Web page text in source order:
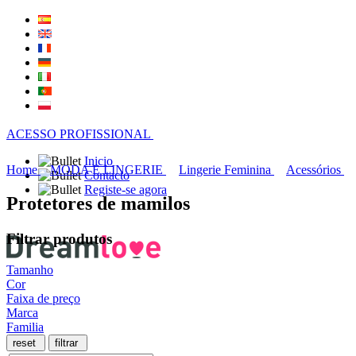
ACESSO PROFISSIONAL
Inicio
Contacto
Registe-se agora
Home MODA E LINGERIE Lingerie Feminina Acessórios
Protetores de mamilos
Filtrar produtos
Tamanho
Cor
Faixa de preço
Marca
Familia